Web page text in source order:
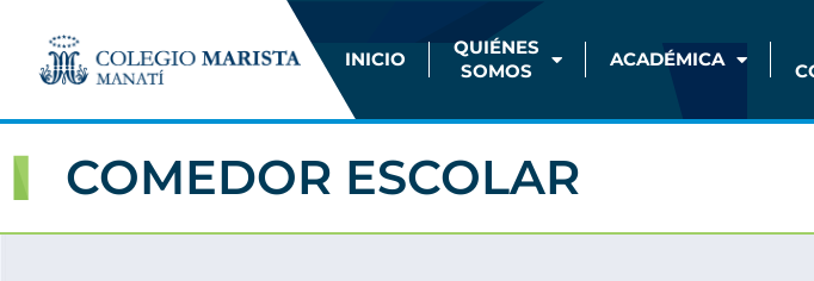
INICIO
QUIÉNES
SOMOS
ACADÉMICA
COMEDOR ESCOLAR